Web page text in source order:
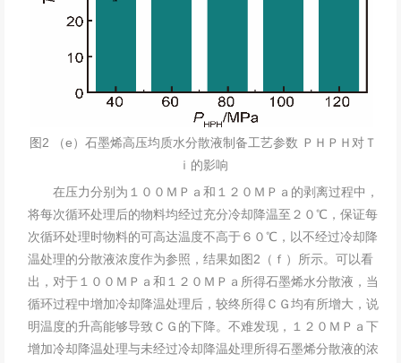
图2 （e）石墨烯高压均质水分散液制备工艺参数 ＰＨＰＨ对Ｔ
ｉ的影响
在压力分别为１００ＭＰａ和１２０ＭＰａ的剥离过程中，
将每次循环处理后的物料均经过充分冷却降温至２０℃，保证每
次循环处理时物料的可高达温度不高于６０℃，以不经过冷却降
温处理的分散液浓度作为参照，结果如图2（ｆ）所示。可以看
出，对于１００ＭＰａ和１２０ＭＰａ所得石墨烯水分散液，当
循环过程中增加冷却降温处理后，较终所得ＣＧ均有所增大，说
明温度的升高能够导致ＣＧ的下降。不难发现，１２０ＭＰａ下
增加冷却降温处理与未经过冷却降温处理所得石墨烯分散液的浓